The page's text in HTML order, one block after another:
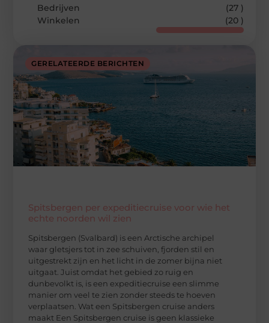
GERELATEERDE BERICHTEN
Spitsbergen per expeditiecruise voor wie het
echte noorden wil zien
Spitsbergen (Svalbard) is een Arctische archipel
waar gletsjers tot in zee schuiven, fjorden stil en
uitgestrekt zijn en het licht in de zomer bijna niet
uitgaat. Juist omdat het gebied zo ruig en
dunbevolkt is, is een expeditiecruise een slimme
manier om veel te zien zonder steeds te hoeven
verplaatsen. Wat een Spitsbergen cruise anders
maakt Een Spitsbergen cruise is geen klassieke
Bedrijven
(27 )
Winkelen
(20 )